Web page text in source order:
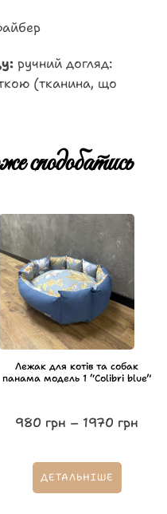
ручний догляд:
(тканина, що
Лежак для котів та собак
панама модель 1 “Colibri blue”
980 грн – 1970 грн
ДЕТАЛЬНІШЕ